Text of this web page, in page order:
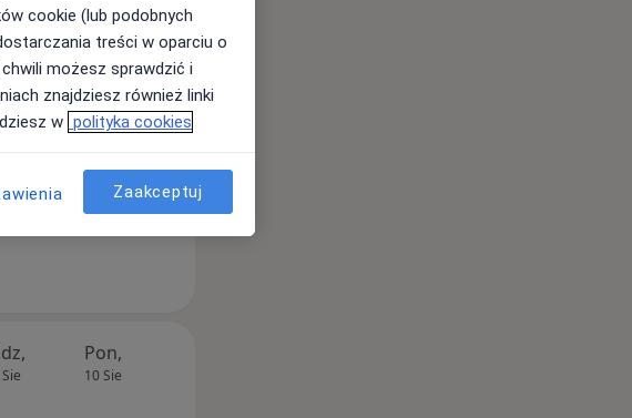
9 Sie
Pon,
10 Sie
Wt,
11 Sie
dostępne
Pon,
10 Sie
cookie (lub podobnych
treści w oparciu o
możesz sprawdzić i
znajdziesz również linki
w polityka cookies
Zaakceptuj